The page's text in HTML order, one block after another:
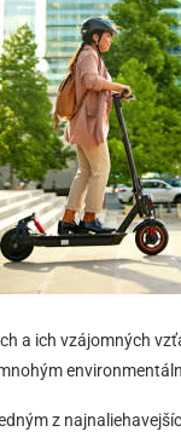
a ich vzájomných
z